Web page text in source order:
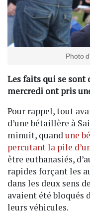
Photo
Les faits qui se sont
mercredi ont pris
Pour rappel, tout
d’une bétaillère à
minuit, quandune
percutant la pile
être euthanasiés,
rapides forçant les
dans les deux sens
avaient été bloqués
leurs véhicules.